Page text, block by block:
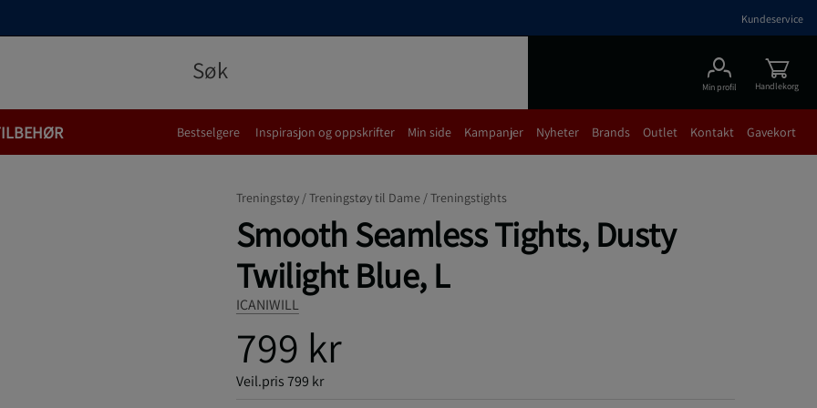
Kundeservice
Min profil Handlekorg
Bestselgere Inspirasjon og oppskrifter Min side Kampanjer Nyheter Brands Outlet Kontakt Gavekort
Treningstøy /Treningstøy til Dame /Treningstights
Smooth Seamless Tights, Dusty
Twilight Blue, L
ICANIWILL
799 kr
Veil.pris799 kr